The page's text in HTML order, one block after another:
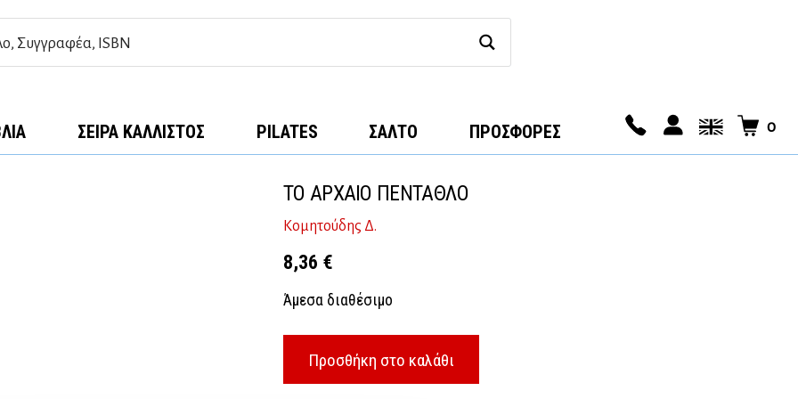
ΣΕΙΡΆ ΚΆΛΛΙΣΤΟΣ PILATES ΣΑΛΤΟ ΠΡΟΣΦΟΡΕΣ 0
ΤΟ ΑΡΧΑΙΟ ΠΕΝΤΑΘΛΟ
Κομητούδης Δ.
8,36 €
Άμεσα διαθέσιμο
Προσθήκη στο καλάθι